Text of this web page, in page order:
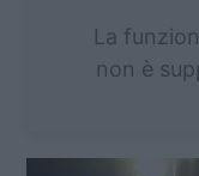
La
non è